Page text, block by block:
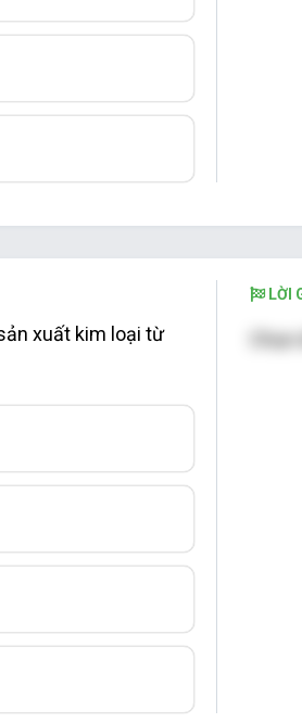
xuất kim loại từ
LỜI
Chọn